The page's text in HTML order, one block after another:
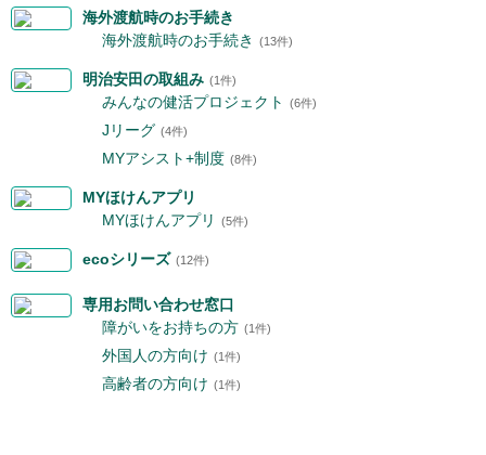
海外渡航時のお手続き
海外渡航時のお手続き
(13件)
明治安田の取組み (1件)
みんなの健活プロジェクト (6件)
Jリーグ (4件)
MYアシスト+制度 (8件)
MYほけんアプリ
MYほけんアプリ
(5件)
ecoシリーズ (12件)
専用お問い合わせ窓口
障がいをお持ちの方 (1件)
外国人の方向け (1件)
高齢者の方向け (1件)